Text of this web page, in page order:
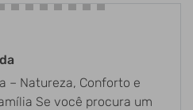
– Natureza, Conforto e
Se você procura um